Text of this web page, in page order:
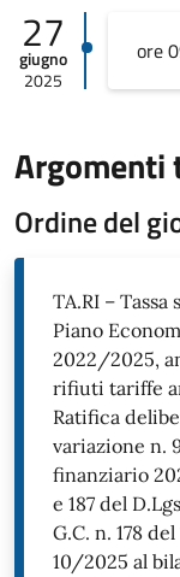
27
giugno
2025
ore
Ordine del
TA.RI –
Piano
2022/2025,
rifiuti tariffe
Ratifica
variazione n.
finanziario
e 187 del
G.C. n. 178
10/2025 al